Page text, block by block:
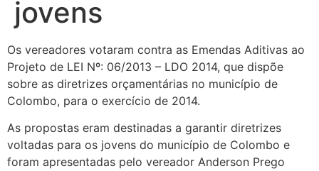
jovens
Os vereadores votaram contra as Emendas Aditivas ao
Projeto de LEI Nº: 06/2013 – LDO 2014, que dispõe
sobre as diretrizes orçamentárias no município de
Colombo, para o exercício de 2014.
As propostas eram destinadas a garantir diretrizes
voltadas para os jovens do município de Colombo e
foram apresentadas pelo vereador Anderson Prego